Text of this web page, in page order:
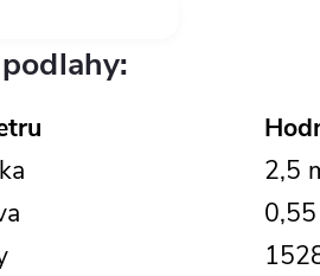
2,5